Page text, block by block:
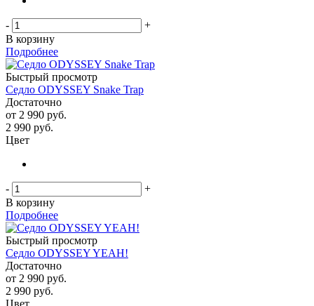
-
+
В корзину
Подробнее
Быстрый просмотр
Седло ODYSSEY Snake Trap
Достаточно
от 2 990 руб.
2 990 руб.
Цвет
-
+
В корзину
Подробнее
Быстрый просмотр
Седло ODYSSEY YEAH!
Достаточно
от 2 990 руб.
2 990 руб.
Цвет